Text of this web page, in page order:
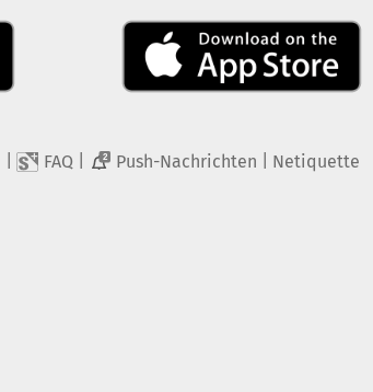
FAQ 2 Push-Nachrichten Netiquette